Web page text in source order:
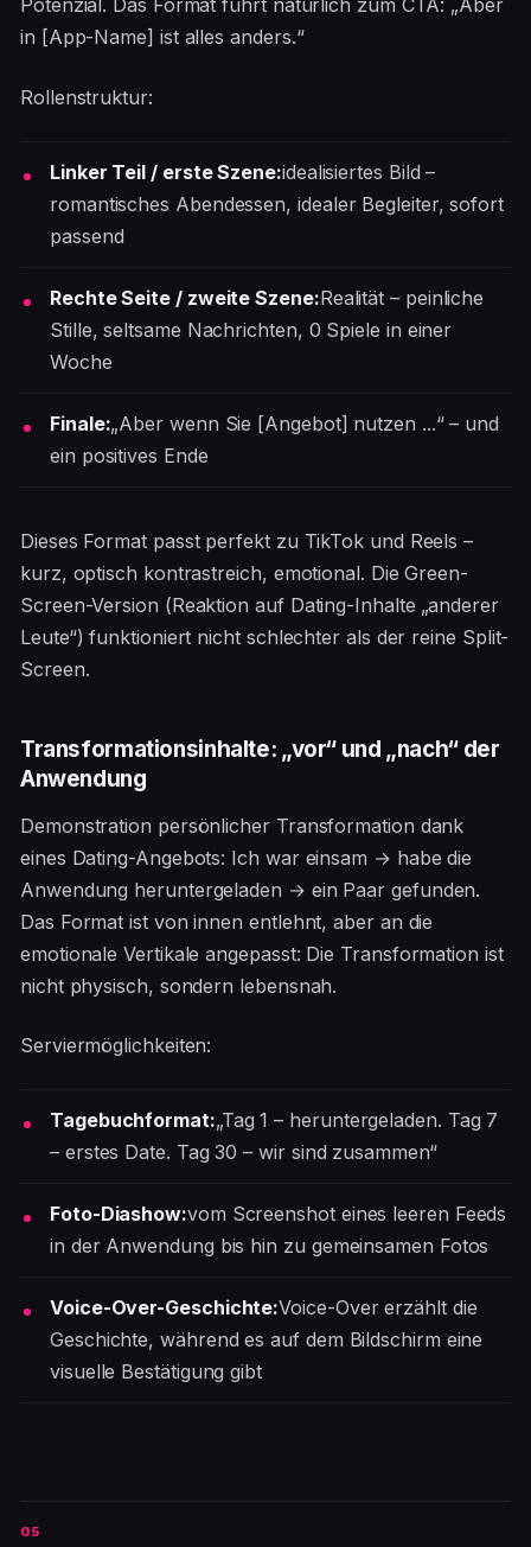
Potenzial. Das Format führt natürlich zum CTA: „Aber
in [App-Name] ist alles anders.“
Rollenstruktur:
Linker Teil / erste Szene:idealisiertes Bild –
romantisches Abendessen, idealer Begleiter, sofort
passend
Rechte Seite / zweite Szene:Realität – peinliche
Stille, seltsame Nachrichten, 0 Spiele in einer
Woche
Finale:„Aber wenn Sie [Angebot] nutzen ...“ – und
ein positives Ende
Dieses Format passt perfekt zu TikTok und Reels –
kurz, optisch kontrastreich, emotional. Die Green-
Screen-Version (Reaktion auf Dating-Inhalte „anderer
Leute“) funktioniert nicht schlechter als der reine Split-
Screen.
Transformationsinhalte: „vor“ und „nach“ der
Anwendung
Demonstration persönlicher Transformation dank
eines Dating-Angebots: Ich war einsam → habe die
Anwendung heruntergeladen → ein Paar gefunden.
Das Format ist von innen entlehnt, aber an die
emotionale Vertikale angepasst: Die Transformation ist
nicht physisch, sondern lebensnah.
Serviermöglichkeiten:
Tagebuchformat:„Tag 1 – heruntergeladen. Tag 7
– erstes Date. Tag 30 – wir sind zusammen“
Foto-Diashow:vom Screenshot eines leeren Feeds
in der Anwendung bis hin zu gemeinsamen Fotos
Voice-Over-Geschichte:Voice-Over erzählt die
Geschichte, während es auf dem Bildschirm eine
visuelle Bestätigung gibt